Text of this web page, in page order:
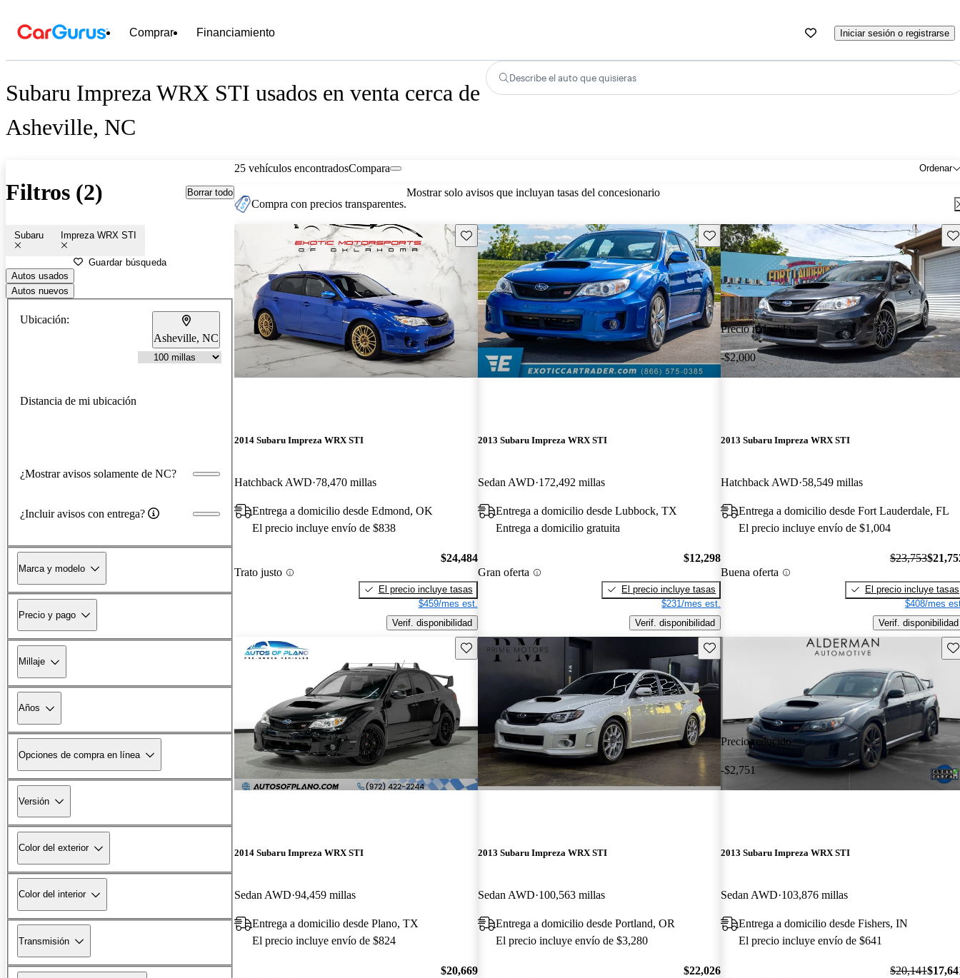
Comprar Financiamiento Iniciar sesión o registrarse
Subaru Impreza WRX STI usados en venta cerca de
Asheville, NC
Describe el auto que quisieras
Filtros (2) Borrar todo
Subaru Impreza WRX STI
Guardar búsqueda
Autos usados
Autos nuevos
Ubicación:
Asheville, NC
Distancia de mi ubicación
¿Mostrar avisos solamente de NC?
¿Incluir avisos con entrega?
Marca y modelo
Precio y pago
Millaje
Años
Opciones de compra en línea
Versión
Color del exterior
Color del interior
Transmisión
25 vehículos encontrados Ordenar
Compara
Compra con precios transparentes.
Mostrar solo avisos que incluyan tasas del concesionario
Guarda este Aviso
2014 Subaru Impreza WRX STI
Hatchback AWD 78,470 millas
Entrega a domicilio desde Edmond, OK
El precio incluye envío de $838
Trato justo
$24,484
El precio incluye tasas
$459/mes est.
Verif. disponibilidad
Guarda este Aviso
2013 Subaru Impreza WRX STI
Sedan AWD 172,492 millas
Entrega a domicilio desde Lubbock, TX
Entrega a domicilio gratuita
Gran oferta
$12,298
El precio incluye tasas
$231/mes est.
Verif. disponibilidad
Precio reducido
-$2,000
2013 Subaru Impreza WRX STI
Hatchback AWD 58,549 millas
Entrega a domicilio desde Fort Lauderdale, FL
El precio incluye envío de $1,004
Buena oferta
$23,753
El precio incluye tasas
$408/mes
Verif. disponibilidad
Guarda este Aviso
2014 Subaru Impreza WRX STI
Sedan AWD 94,459 millas
Entrega a domicilio desde Plano, TX
El precio incluye envío de $824
$20,669
Guarda este Aviso
2013 Subaru Impreza WRX STI
Sedan AWD 100,563 millas
Entrega a domicilio desde Portland, OR
El precio incluye envío de $3,280
$22,026
Precio reducido
-$2,751
2013 Subaru Impreza WRX STI
Sedan AWD 103,876 millas
Entrega a domicilio desde Fishers, IN
El precio incluye envío de $641
$20,141